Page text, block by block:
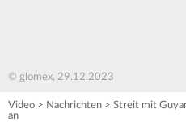
© glomex, 29.12.2023
Video > Nachrichten > Streit mit
an